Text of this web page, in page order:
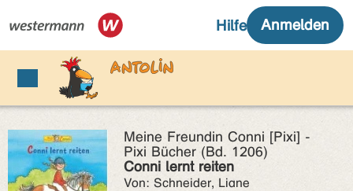
Meine Freundin Conni [Pixi] -
Pixi Bücher (Bd. 1206)
Conni lernt reiten
Von: Schneider, Liane